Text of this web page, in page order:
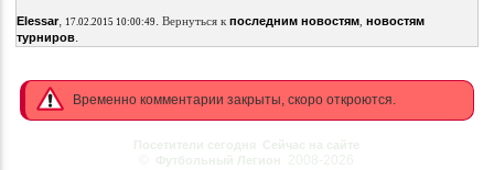
Elessar, 17.02.2015 10:00:49. Вернуться к последним новостям, новостям
турниров.
Временно комментарии закрыты, скоро откроются.